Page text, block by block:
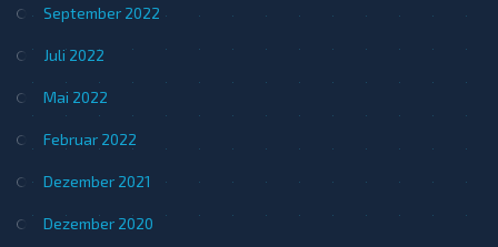
September 2022
Juli 2022
Mai 2022
Februar 2022
Dezember 2021
Dezember 2020